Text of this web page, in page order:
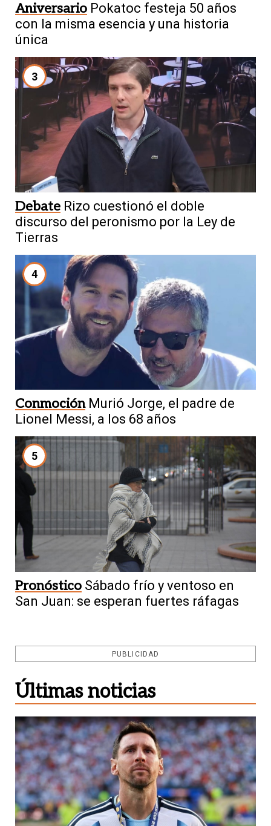
Aniversario Pokatoc festeja 50 años
con la misma esencia y una historia
única
3
Debate Rizo cuestionó el doble
discurso del peronismo por la Ley de
Tierras
4
Conmoción Murió Jorge, el padre de
Lionel Messi, a los 68 años
5
Pronóstico Sábado frío y ventoso en
San Juan: se esperan fuertes ráfagas
PUBLICIDAD
Últimas noticias